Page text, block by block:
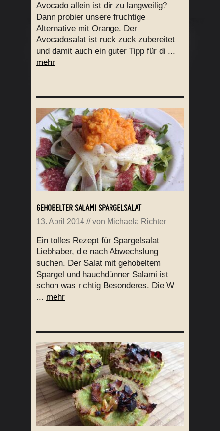
Avocado allein ist dir zu langweilig?
Dann probier unsere fruchtige
Alternative mit Orange. Der
Avocadosalat ist ruck zuck zubereitet
und damit auch ein guter Tipp für di ...
mehr
GEHOBELTER SALAMI SPARGELSALAT
13. April 2014 // von Michaela Richter
Ein tolles Rezept für Spargelsalat
Liebhaber, die nach Abwechslung
suchen. Der Salat mit gehobeltem
Spargel und hauchdünner Salami ist
schon was richtig Besonderes. Die W
... mehr